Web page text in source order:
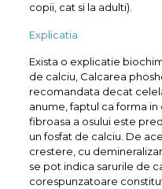
copii, cat si la adulti).
Explicatia
Exista o explicatie
de calciu, Calcarea
recomandata decat
anume, faptul ca forma
fibroasa a osului este
un fosfat de calciu. De
crestere, cu
se pot indica sarurile de
corespunzatoare